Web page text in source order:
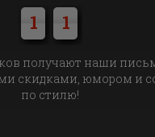
1 1
получают наши
скидками, юмором и
по стилю!